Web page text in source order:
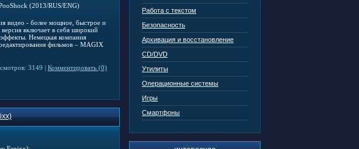
Работа с текстом
Безопасность
Архивация и восстановление
CD/DVD
Утилиты
Операционные системы
Игры
Смартфоны
видео - более мощное, быстрое и
включает в себя широкий
Немецкая компания
фильмов – MAGIX
3149 | Комментировать (0)